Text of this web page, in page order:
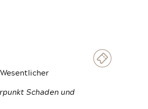
Schaden und